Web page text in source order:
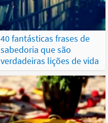
40 fantásticas frases de
sabedoria que são
verdadeiras lições de vida